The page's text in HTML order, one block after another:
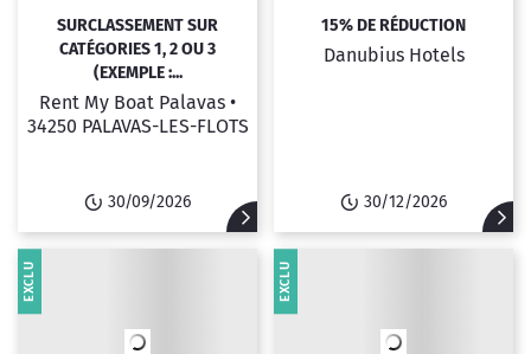
SURCLASSEMENT SUR
CATÉGORIES 1, 2 OU 3
(EXEMPLE :...
Rent My Boat Palavas •
34250 PALAVAS-LES-FLOTS
30/09/2026
15% DE RÉDUCTION
Danubius Hotels
30/12/2026
EXCLU EXCLU